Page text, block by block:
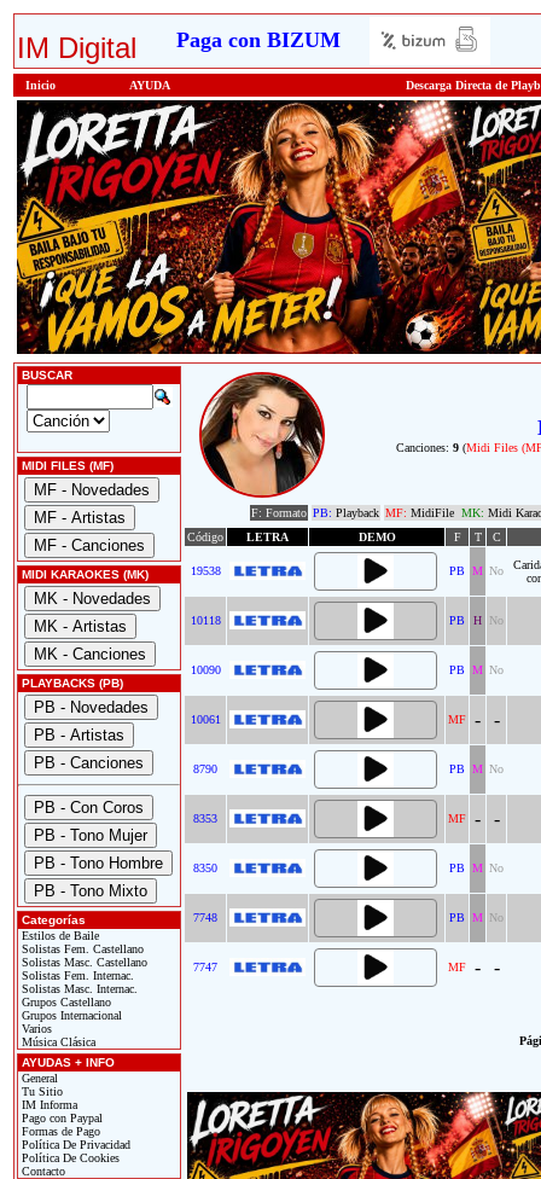
IM Digital Paga con BIZUM
Inicio AYUDA Descarga Directa de
BUSCAR
MIDI FILES (MF)
MIDI KARAOKES (MK)
PLAYBACKS (PB)
Categorías
Estilos de Baile
Solistas Fem. Castellano
Solistas Masc. Castellano
Solistas Fem. Internac.
Solistas Masc. Internac.
Grupos Castellano
Grupos Internacional
Varios
Música Clásica
AYUDAS + INFO
General
Tu Sitio
IM Informa
Pago con Paypal
Formas de Pago
Política De Privacidad
Política De Cookies
Contacto
Canciones: 9 (Midi Files
F: Formato PB: Playback MF: MidiFile MK: Midi
Código
LETRA DEMO F T C
19538 PB M No
10118 PB H No
10090 PB M No
10061 MF - -
8790 PB M No
8353 MF - -
8350 PB M No
7748 PB M No
7747 MF - -